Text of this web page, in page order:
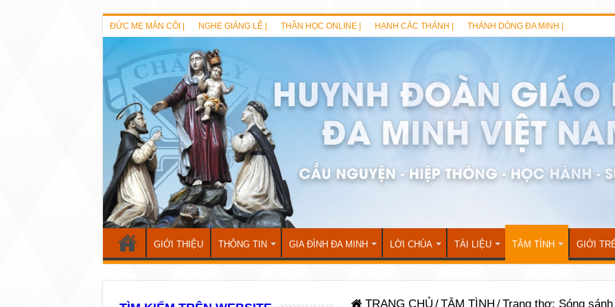
ĐỨC MẸ MÂN CÔI | NGHE GIẢNG LỄ | THẦN HỌC ONLINE | HẠNH CÁC THÁNH | THÁNH DÒNG ĐA MINH |
GIỚI THIỆU THÔNG TIN GIA ĐÌNH ĐA MINH LỜI CHÚA TÀI LIỆU TÂM TÌNH GIỚI
TRANG CHỦ /TÂM TÌNH /Trang thơ: Sóng